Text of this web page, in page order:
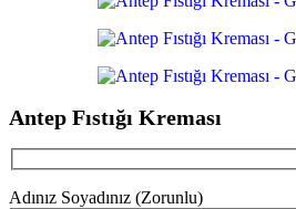
Antep Fıstığı Kreması
Adınız Soyadınız (Zorunlu)